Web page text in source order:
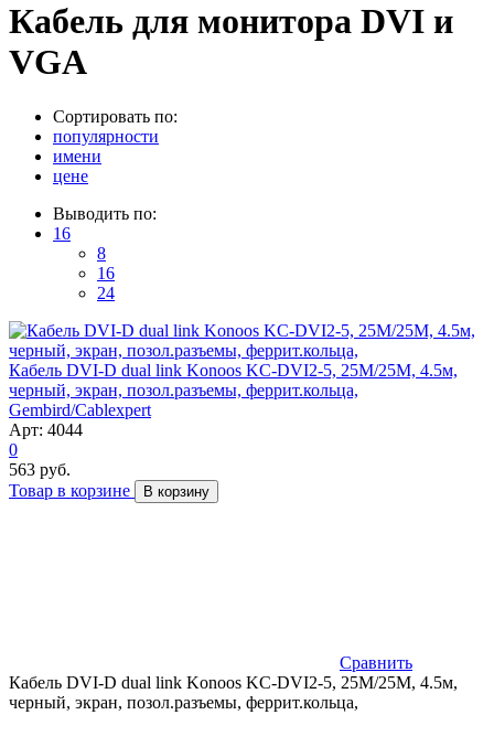
Кабель для монитора DVI и
VGA
Сортировать по:
популярности
имени
цене
Выводить по:
16
8
16
24
Кабель DVI-D dual link Konoos KC-DVI2-5, 25M/25M, 4.5м,
черный, экран, позол.разъемы, феррит.кольца,
Gembird/Cablexpert
Арт: 4044
0
563 руб.
Товар в корзине
В корзину
Сравнить
Кабель DVI-D dual link Konoos KC-DVI2-5, 25M/25M, 4.5м,
черный, экран, позол.разъемы, феррит.кольца,